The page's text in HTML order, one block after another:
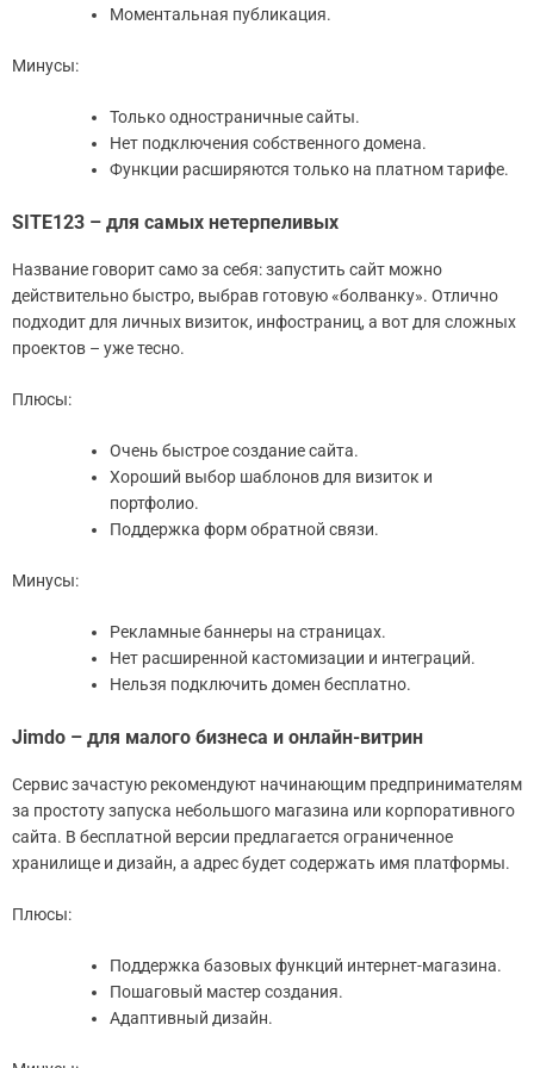
Моментальная публикация.
Минусы:
Только одностраничные сайты.
Нет подключения собственного домена.
Функции расширяются только на платном тарифе.
SITE123 – для самых нетерпеливых
Название говорит само за себя: запустить сайт можно
действительно быстро, выбрав готовую «болванку». Отлично
подходит для личных визиток, инфостраниц, а вот для сложных
проектов – уже тесно.
Плюсы:
Очень быстрое создание сайта.
Хороший выбор шаблонов для визиток и
портфолио.
Поддержка форм обратной связи.
Минусы:
Рекламные баннеры на страницах.
Нет расширенной кастомизации и интеграций.
Нельзя подключить домен бесплатно.
Jimdo – для малого бизнеса и онлайн-витрин
Сервис зачастую рекомендуют начинающим предпринимателям
за простоту запуска небольшого магазина или корпоративного
сайта. В бесплатной версии предлагается ограниченное
хранилище и дизайн, а адрес будет содержать имя платформы.
Плюсы:
Поддержка базовых функций интернет-магазина.
Пошаговый мастер создания.
Адаптивный дизайн.